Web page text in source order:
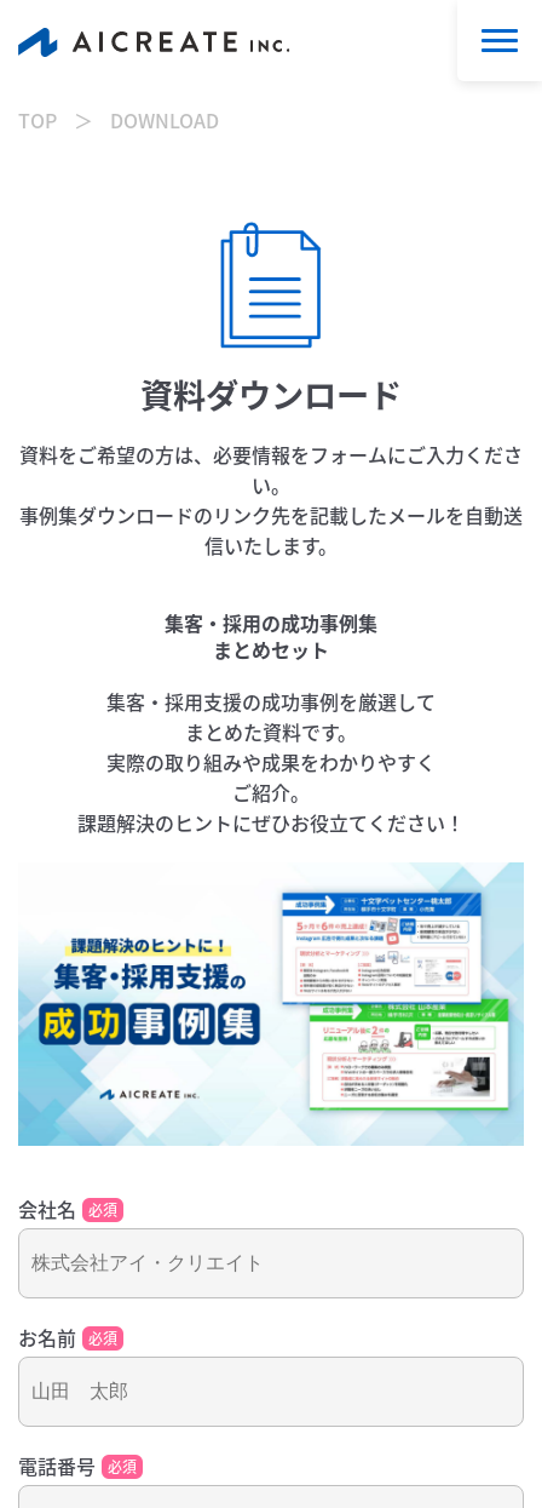
TOP DOWNLOAD
資料ダウンロード
資料をご希望の方は、必要情報をフォームにご入力くださ
い。
事例集ダウンロードのリンク先を記載したメールを自動送
信いたします。
集客・採用の成功事例集
まとめセット
集客・採用支援の成功事例を厳選して
まとめた資料です。
実際の取り組みや成果をわかりやすく
ご紹介。
課題解決のヒントにぜひお役立てください！
会社名 必須
お名前 必須
電話番号 必須